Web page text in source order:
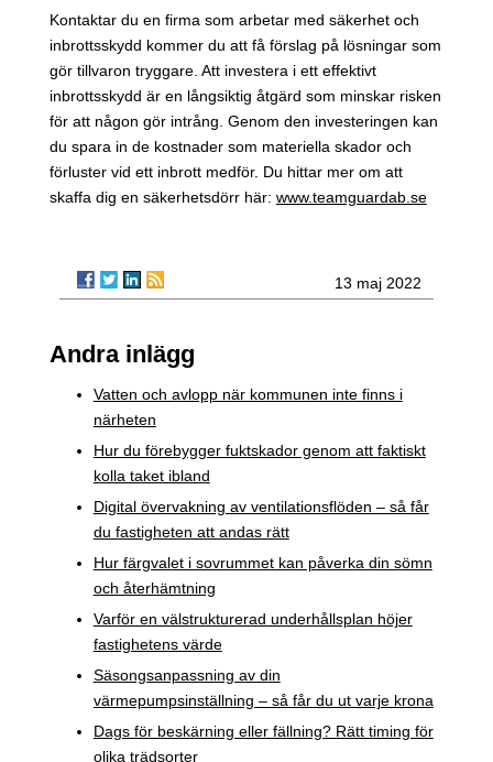
Kontaktar du en firma som arbetar med säkerhet och
inbrottsskydd kommer du att få förslag på lösningar som
gör tillvaron tryggare. Att investera i ett effektivt
inbrottsskydd är en långsiktig åtgärd som minskar risken
för att någon gör intrång. Genom den investeringen kan
du spara in de kostnader som materiella skador och
förluster vid ett inbrott medför. Du hittar mer om att
skaffa dig en säkerhetsdörr här: www.teamguardab.se
13 maj 2022
Andra inlägg
Vatten och avlopp när kommunen inte finns i
närheten
Hur du förebygger fuktskador genom att faktiskt
kolla taket ibland
Digital övervakning av ventilationsflöden – så får
du fastigheten att andas rätt
Hur färgvalet i sovrummet kan påverka din sömn
och återhämtning
Varför en välstrukturerad underhållsplan höjer
fastighetens värde
Säsongsanpassning av din
värmepumpsinställning – så får du ut varje krona
Dags för beskärning eller fällning? Rätt timing för
olika trädsorter